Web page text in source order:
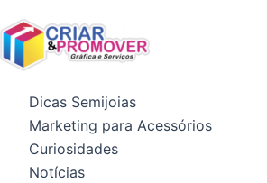
para
o
Dicas Semijoias
Marketing para Acessórios
Curiosidades
Notícias